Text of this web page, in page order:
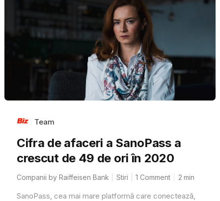
Team
Cifra de afaceri a SanoPass a
crescut de 49 de ori în 2020
Companii by Raiffeisen Bank Stiri 1 Comment 2 min
SanoPass, cea mai mare platformă care conectează,